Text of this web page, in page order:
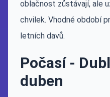
oblačnost zůstávají, ale
chvilek. Vhodné období
letních davů.
Počasí -
duben